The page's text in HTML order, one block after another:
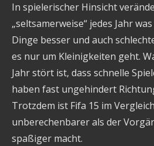
In spielerischer Hinsicht
„seltsamerweise“ jedes Jahr
Dinge besser und auch
es nur um Kleinigkeiten geht.
Jahr stört ist, dass schnelle
haben fast ungehindert
Trotzdem ist Fifa 15 im
unberechenbarer als der
spaßiger macht.